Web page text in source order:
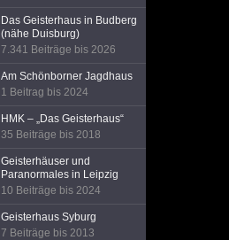
Das Geisterhaus in Budberg
(nähe Duisburg)
7.341 Beiträge bis 2026
Am Schönborner Jagdhaus
1 Beitrag bis 2024
HMK – „Das Geisterhaus“
35 Beiträge bis 2018
Geisterhäuser und
Paranormales in Leipzig
10 Beiträge bis 2024
Geisterhaus Syburg
7 Beiträge bis 2013